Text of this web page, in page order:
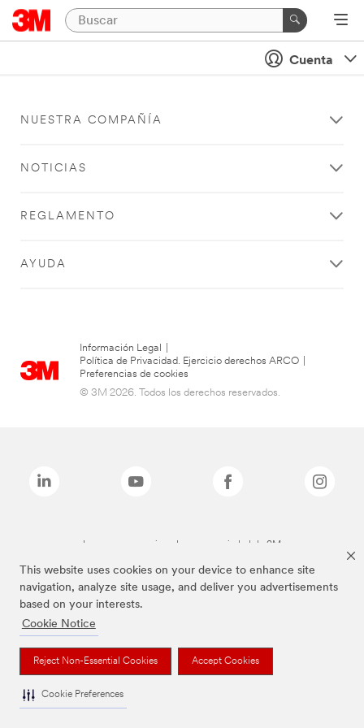
This website uses cookies on your device to enhance site
navigation, analyze site usage, and deliver you advertisements
based on your interests.
Cookie Notice
Reject Non-Essential Cookies Accept Cookies
Cookie Preferences
Cuenta
NUESTRA COMPAÑÍA
NOTICIAS
REGLAMENTO
AYUDA
Información Legal
Política de Privacidad. Ejercicio derechos ARCO
Preferencias de cookies
© 3M 2026. Todos los derechos reservados.
Las marcas mencionadas son propiedad de 3M